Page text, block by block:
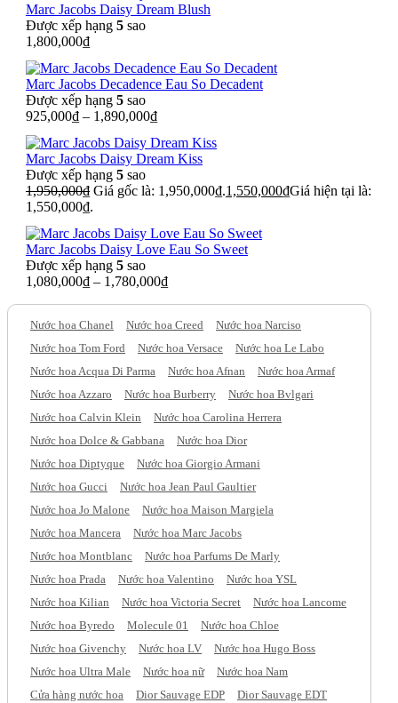
Marc Jacobs Daisy Dream Blush
Được xếp hạng 5 sao
1,800,000₫
Marc Jacobs Decadence Eau So Decadent
Được xếp hạng 5 sao
925,000₫ – 1,890,000₫
Marc Jacobs Daisy Dream Kiss
Được xếp hạng 5 sao
1,950,000₫ Giá gốc là: 1,950,000₫.1,550,000₫Giá hiện tại là:
1,550,000₫.
Marc Jacobs Daisy Love Eau So Sweet
Được xếp hạng 5 sao
1,080,000₫ – 1,780,000₫
Nước hoa Chanel Nước hoa Creed
Nước hoa Narciso
Nước hoa Tom Ford
Nước hoa Versace
Nước hoa Le Labo
Nước hoa Acqua Di Parma
Nước hoa Afnan
Nước hoa Armaf
Nước hoa Azzaro
Nước hoa Burberry
Nước hoa Bvlgari
Nước hoa Calvin Klein
Nước hoa Carolina Herrera
Nước hoa Dolce & Gabbana
Nước hoa Dior
Nước hoa Diptyque
Nước hoa Giorgio Armani
Nước hoa Gucci
Nước hoa Jean Paul Gaultier
Nước hoa Jo Malone
Nước hoa Maison Margiela
Nước hoa Mancera
Nước hoa Marc Jacobs
Nước hoa Montblanc
Nước hoa Parfums De Marly
Nước hoa Prada
Nước hoa Valentino
Nước hoa YSL
Nước hoa Kilian
Nước hoa Victoria Secret
Nước hoa Lancome
Nước hoa Byredo
Molecule 01
Nước hoa Chloe
Nước hoa Givenchy
Nước hoa LV
Nước hoa Hugo Boss
Nước hoa Ultra Male
Nước hoa nữ
Nước hoa Nam
Cửa hàng nước hoa
Dior Sauvage EDP
Dior Sauvage EDT